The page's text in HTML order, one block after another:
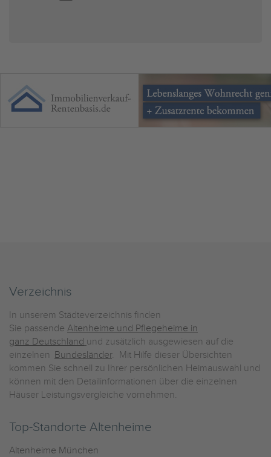
Verzeichnis
In unserem Städteverzeichnis finden
Sie passende Altenheime und Pflegeheime in
ganz Deutschland und zusätzlich ausgewiesen auf die
einzelnen Bundesländer. Mit Hilfe dieser Übersichten
kommen Sie schnell zu Ihrer persönlichen Heimauswahl und
können mit den Detailinformationen über die einzelnen
Häuser Leistungsvergleiche vornehmen.
Top-Standorte Altenheime
Altenheime München